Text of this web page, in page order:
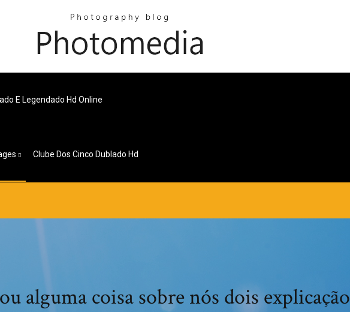
E Legendado Hd Online
Clube Dos Cinco Dublado Hd
alguma coisa sobre nós dois explicação